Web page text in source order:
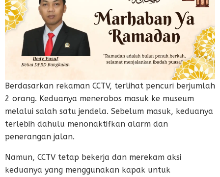
Berdasarkan rekaman CCTV, terlihat pencuri berjumlah
2 orang. Keduanya menerobos masuk ke museum
melalui salah satu jendela. Sebelum masuk, keduanya
terlebih dahulu menonaktifkan alarm dan
penerangan jalan.
Namun, CCTV tetap bekerja dan merekam aksi
keduanya yang menggunakan kapak untuk